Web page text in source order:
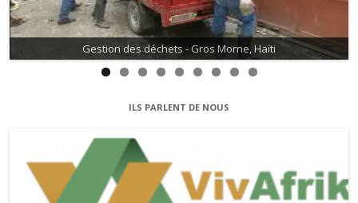
Gestion des déchets - Gros Morne, Haïti
Gestion de l'eau - David, Haïti
ILS PARLENT DE NOUS